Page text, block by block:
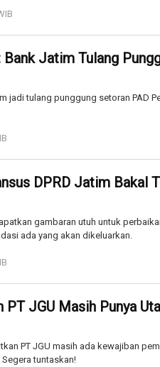
Bank Jatim Tulang
jadi tulang punggung setoran PAD
DPRD Jatim Bakal
gambaran utuh untuk
ada yang akan dikeluarkan.
PT JGU Masih Punya
PT JGU masih ada kewajiban
tuntaskan!